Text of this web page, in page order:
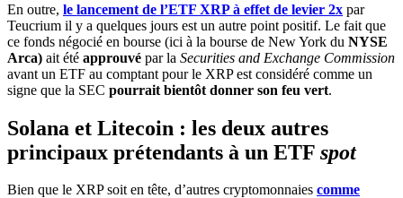
En outre, le lancement de l’ETF XRP à effet de levier 2x par
Teucrium il y a quelques jours est un autre point positif. Le fait que
ce fonds négocié en bourse (ici à la bourse de New York du NYSE
Arca) ait été approuvé par la Securities and Exchange Commission
avant un ETF au comptant pour le XRP est considéré comme un
signe que la SEC pourrait bientôt donner son feu vert.
Solana et Litecoin : les deux autres
principaux prétendants à un ETF spot
Bien que le XRP soit en tête, d’autres cryptomonnaies comme